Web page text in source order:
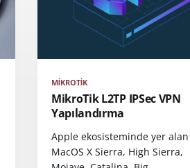
MIKROTIK
MikroTik L2TP IPSec VPN
Yapılandırma
Apple ekosisteminde yer alan
MacOS X Sierra, High Sierra,